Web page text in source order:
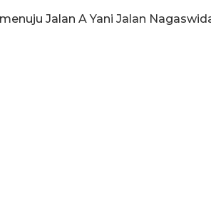
Jalan A Yani Jalan